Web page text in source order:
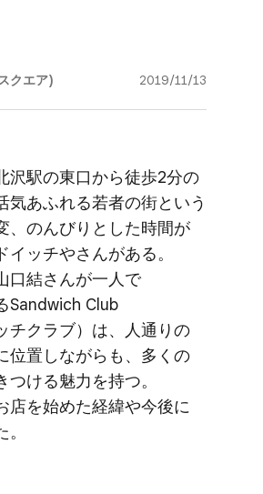
クエア) 2019/11/13
沢駅の​東口から​徒歩2分の​
気あ​ふれる​若者の​街と​いう​
、​のんびりと​した​時間が​
イッチやさんが​ある。​
口結さんが​一人で​
​Sandwich Club​
チクラブ）は、​人通りの​
位置しながらも、​多くの​
つける​魅力を​持つ。​
店を​始めた​経緯や​今後に​